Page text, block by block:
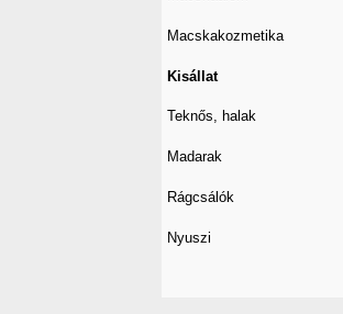
Macskakozmetika
Kisállat
Teknős, halak
Madarak
Rágcsálók
Nyuszi